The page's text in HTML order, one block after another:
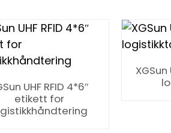
UHF RFID 4*6″
etikett for
XGSun